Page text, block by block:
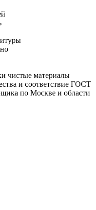
чистые материалы
и соответствие ГОСТ
по Москве и области